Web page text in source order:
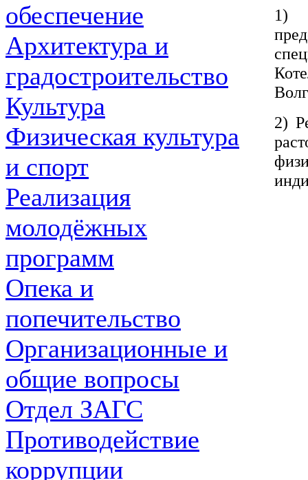
обеспечение
Архитектура и
градостроительство
Культура
Физическая культура
и спорт
Реализация
молодёжных
программ
Опека и
попечительство
Организационные и
общие вопросы
Отдел ЗАГС
Противодействие
коррупции
1)
2)